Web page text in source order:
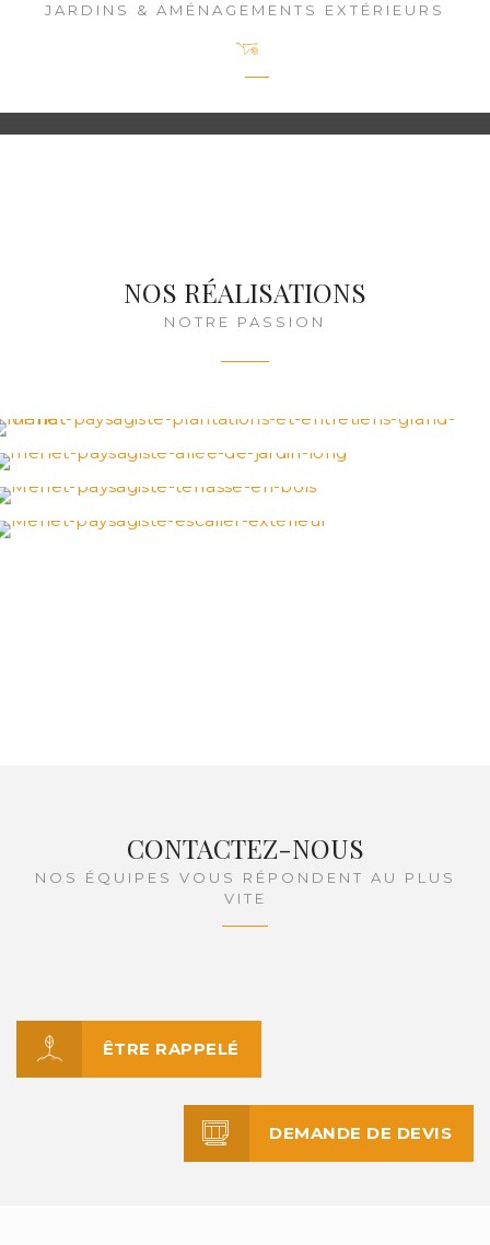
JARDINS & AMÉNAGEMENTS EXTÉRIEURS
AMÉNAGEMENTS EXTÉRIEURS
NOS RÉALISATIONS
NOTRE PASSION
CONTACTEZ-NOUS
NOS ÉQUIPES VOUS RÉPONDENT AU PLUS
VITE
ÊTRE RAPPELÉ
DEMANDE DE DEVIS